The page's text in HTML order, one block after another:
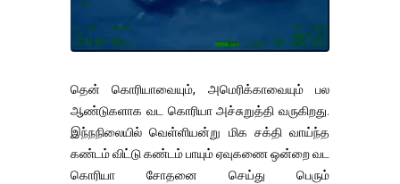
தென் கொரியாவையும், அமெரிக்காவையும் பல
ஆண்டுகளாக வட கொரியா அச்சுறுத்தி வருகிறது.
இந்நநிலையில் வெள்ளியன்று மிக சக்தி வாய்ந்த
கண்டம் விட்டு கண்டம் பாயும் ஏவுகணை ஒன்றை வட
கொரியா சோதனை செய்து பெரும்